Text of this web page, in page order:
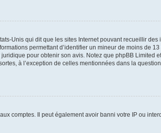
Unis qui dit que les sites Internet pouvant recueillir
permettant d’identifier un mineur de moins de
pour obtenir son avis. Notez que phpBB Limited
à l’exception de celles mentionnées dans la
comptes. Il peut également avoir banni votre IP ou